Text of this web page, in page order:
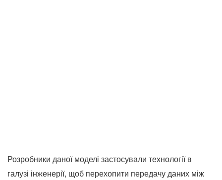
Розробники даної моделі застосували технології в
галузі інженерії, щоб перехопити передачу даних між